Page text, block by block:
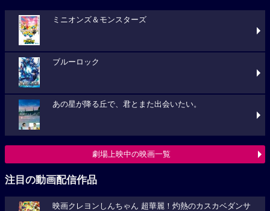
ミニオンズ＆モンスターズ
ブルーロック
あの星が降る丘で、君とまた出会いたい。
劇場上映中の映画一覧
注目の動画配信作品
映画クレヨンしんちゃん 超華麗！灼熱のカスカベダンサ